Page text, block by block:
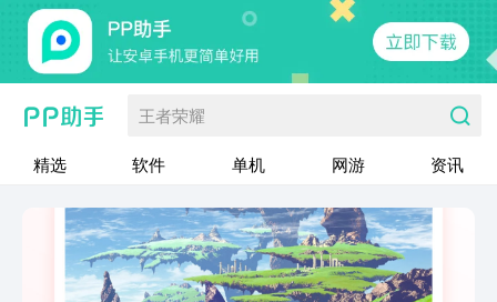
王者荣耀
精选 软件 单机 网游 资讯